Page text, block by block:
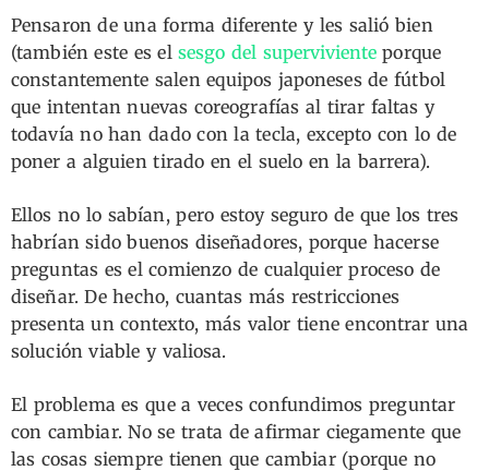
Pensaron de una forma diferente y les salió bien
(también este es elsesgo del supervivienteporque
constantemente salen equipos japoneses de fútbol
que intentan nuevas coreografías al tirar faltas y
todavía no han dado con la tecla, excepto con lo de
poner a alguien tirado en el suelo en la barrera).
Ellos no lo sabían, pero estoy seguro de que los tres
habrían sido buenos diseñadores, porque hacerse
preguntas es el comienzo de cualquier proceso de
diseñar. De hecho, cuantas más restricciones
presenta un contexto, más valor tiene encontrar una
solución viable y valiosa.
El problema es que a veces confundimos preguntar
con cambiar. No se trata de afirmar ciegamente que
las cosas siempre tienen que cambiar (porque no